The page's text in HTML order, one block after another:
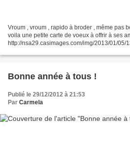
Vroum , vroum , rapido à broder , même pas
voila une petite carte de voeux à offrir à ses
http://nsa29.casimages.com/img/2013/01/05/
Bonne année à tous !
Publié le 29/12/2012 à 21:53
Par Carmela